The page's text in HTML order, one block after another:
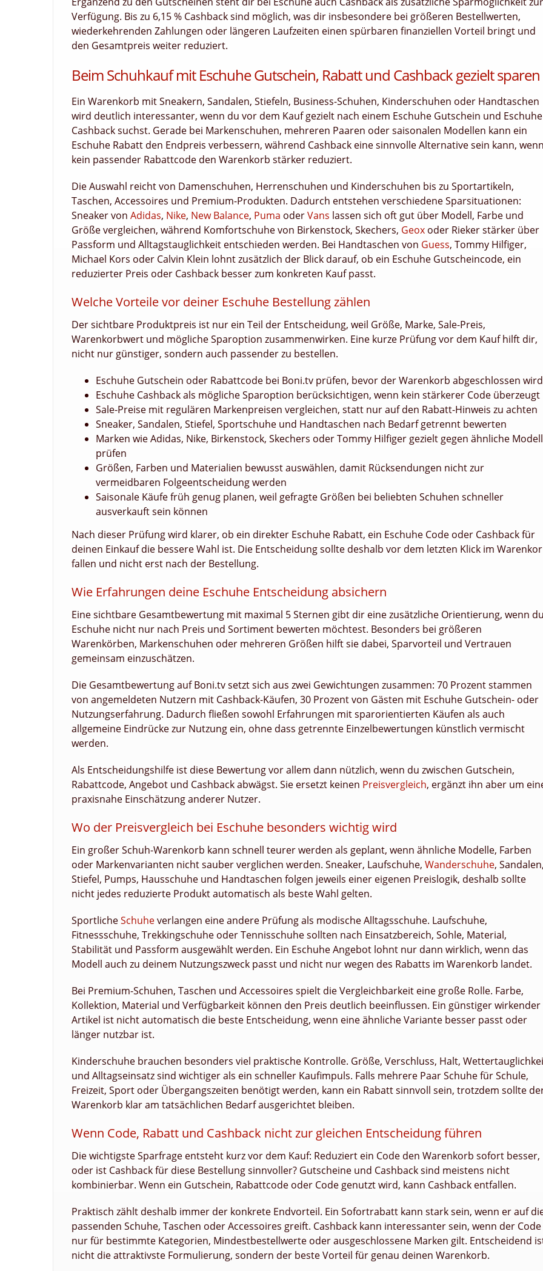
Verfügung. Bis zu 6,15 % Cashback sind möglich, was dir insbesondere bei größeren Bestellwerten,
wiederkehrenden Zahlungen oder längeren Laufzeiten einen spürbaren finanziellen Vorteil bringt und
den Gesamtpreis weiter reduziert.
Beim Schuhkauf mit Eschuhe Gutschein, Rabatt und Cashback gezielt sparen
Ein Warenkorb mit Sneakern, Sandalen, Stiefeln, Business-Schuhen, Kinderschuhen oder Handtaschen
wird deutlich interessanter, wenn du vor dem Kauf gezielt nach einem Eschuhe Gutschein und Eschuhe
Cashback suchst. Gerade bei Markenschuhen, mehreren Paaren oder saisonalen Modellen kann ein
Eschuhe Rabatt den Endpreis verbessern, während Cashback eine sinnvolle Alternative sein kann,
kein passender Rabattcode den Warenkorb stärker reduziert.
Die Auswahl reicht von Damenschuhen, Herrenschuhen und Kinderschuhen bis zu Sportartikeln,
Taschen, Accessoires und Premium-Produkten. Dadurch entstehen verschiedene Sparsituationen:
Sneaker von Adidas, Nike, New Balance, Puma oderVans lassen sich oft gut über Modell, Farbe und
Größe vergleichen, während Komfortschuhe von Birkenstock, Skechers, Geox oder Rieker stärker über
Passform und Alltagstauglichkeit entschieden werden. Bei Handtaschen von Guess, Tommy Hilfiger,
Michael Kors oder Calvin Klein lohnt zusätzlich der Blick darauf, ob ein Eschuhe Gutscheincode, ein
reduzierter Preis oder Cashback besser zum konkreten Kauf passt.
Welche Vorteile vor deiner Eschuhe Bestellung zählen
Der sichtbare Produktpreis ist nur ein Teil der Entscheidung, weil Größe, Marke, Sale-Preis,
Warenkorbwert und mögliche Sparoption zusammenwirken. Eine kurze Prüfung vor dem Kauf hilft dir,
nicht nur günstiger, sondern auch passender zu bestellen.
Eschuhe Gutschein oder Rabattcode bei Boni.tv prüfen, bevor der Warenkorb abgeschlossen wird
Eschuhe Cashback als mögliche Sparoption berücksichtigen, wenn kein stärkerer Code überzeugt
Sale-Preise mit regulären Markenpreisen vergleichen, statt nur auf den Rabatt-Hinweis zu achten
Sneaker, Sandalen, Stiefel, Sportschuhe und Handtaschen nach Bedarf getrennt bewerten
Marken wie Adidas, Nike, Birkenstock, Skechers oder Tommy Hilfiger gezielt gegen ähnliche
prüfen
Größen, Farben und Materialien bewusst auswählen, damit Rücksendungen nicht zur
vermeidbaren Folgeentscheidung werden
Saisonale Käufe früh genug planen, weil gefragte Größen bei beliebten Schuhen schneller
ausverkauft sein können
Nach dieser Prüfung wird klarer, ob ein direkter Eschuhe Rabatt, ein Eschuhe Code oder Cashback für
deinen Einkauf die bessere Wahl ist. Die Entscheidung sollte deshalb vor dem letzten Klick im
fallen und nicht erst nach der Bestellung.
Wie Erfahrungen deine Eschuhe Entscheidung absichern
Eine sichtbare Gesamtbewertung mit maximal 5 Sternen gibt dir eine zusätzliche Orientierung, wenn
Eschuhe nicht nur nach Preis und Sortiment bewerten möchtest. Besonders bei größeren
Warenkörben, Markenschuhen oder mehreren Größen hilft sie dabei, Sparvorteil und Vertrauen
gemeinsam einzuschätzen.
Die Gesamtbewertung auf Boni.tv setzt sich aus zwei Gewichtungen zusammen: 70 Prozent stammen
von angemeldeten Nutzern mit Cashback-Käufen, 30 Prozent von Gästen mit Eschuhe Gutschein- oder
Nutzungserfahrung. Dadurch fließen sowohl Erfahrungen mit sparorientierten Käufen als auch
allgemeine Eindrücke zur Nutzung ein, ohne dass getrennte Einzelbewertungen künstlich vermischt
werden.
Als Entscheidungshilfe ist diese Bewertung vor allem dann nützlich, wenn du zwischen Gutschein,
Rabattcode, Angebot und Cashback abwägst. Sie ersetzt keinen Preisvergleich, ergänzt ihn aber um
praxisnahe Einschätzung anderer Nutzer.
Wo der Preisvergleich bei Eschuhe besonders wichtig wird
Ein großer Schuh-Warenkorb kann schnell teurer werden als geplant, wenn ähnliche Modelle, Farben
oder Markenvarianten nicht sauber verglichen werden. Sneaker, Laufschuhe, Wanderschuhe,
Stiefel, Pumps, Hausschuhe und Handtaschen folgen jeweils einer eigenen Preislogik, deshalb sollte
nicht jedes reduzierte Produkt automatisch als beste Wahl gelten.
SportlicheSchuheverlangen eine andere Prüfung als modische Alltagsschuhe. Laufschuhe,
Fitnessschuhe, Trekkingschuhe oder Tennisschuhe sollten nach Einsatzbereich, Sohle, Material,
Stabilität und Passform ausgewählt werden. Ein Eschuhe Angebot lohnt nur dann wirklich, wenn das
Modell auch zu deinem Nutzungszweck passt und nicht nur wegen des Rabatts im Warenkorb landet.
Bei Premium-Schuhen, Taschen und Accessoires spielt die Vergleichbarkeit eine große Rolle. Farbe,
Kollektion, Material und Verfügbarkeit können den Preis deutlich beeinflussen. Ein günstiger wirkender
Artikel ist nicht automatisch die beste Entscheidung, wenn eine ähnliche Variante besser passt oder
länger nutzbar ist.
Kinderschuhe brauchen besonders viel praktische Kontrolle. Größe, Verschluss, Halt,
und Alltagseinsatz sind wichtiger als ein schneller Kaufimpuls. Falls mehrere Paar Schuhe für Schule,
Freizeit, Sport oder Übergangszeiten benötigt werden, kann ein Rabatt sinnvoll sein, trotzdem sollte
Warenkorb klar am tatsächlichen Bedarf ausgerichtet bleiben.
Wenn Code, Rabatt und Cashback nicht zur gleichen Entscheidung führen
Die wichtigste Sparfrage entsteht kurz vor dem Kauf: Reduziert ein Code den Warenkorb sofort besser,
oder ist Cashback für diese Bestellung sinnvoller? Gutscheine und Cashback sind meistens nicht
kombinierbar. Wenn ein Gutschein, Rabattcode oder Code genutzt wird, kann Cashback entfallen.
Praktisch zählt deshalb immer der konkrete Endvorteil. Ein Sofortrabatt kann stark sein, wenn er auf
passenden Schuhe, Taschen oder Accessoires greift. Cashback kann interessanter sein, wenn der Code
nur für bestimmte Kategorien, Mindestbestellwerte oder ausgeschlossene Marken gilt. Entscheidend
nicht die attraktivste Formulierung, sondern der beste Vorteil für genau deinen Warenkorb.